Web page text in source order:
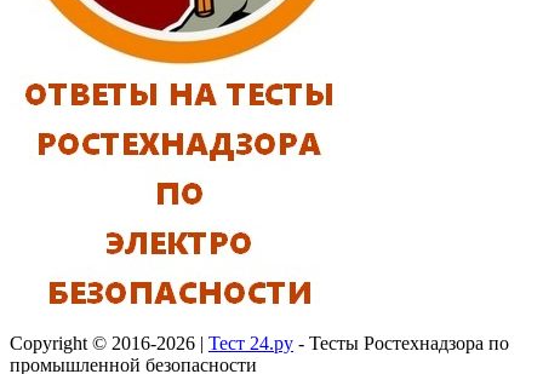
Copyright © 2016-2026 | Тест 24.ру - Тесты Ростехнадзора по
промышленной безопасности